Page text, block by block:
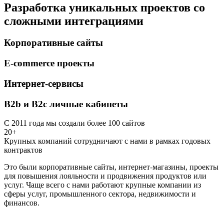
Разработка уникальных проектов со
сложными интеграциями
Корпоративные сайты
E-commerce проекты
Интернет-сервисы
B2b и B2c личные кабинеты
С 2011 года мы создали более 100 сайтов
20+
Крупных компаний сотрудничают с нами в рамках годовых
контрактов
Это были корпоративные сайты, интернет-магазины, проекты
для повышения лояльности и продвижения продуктов или
услуг. Чаще всего с нами работают крупные компании из
сферы услуг, промышленного сектора, недвижимости и
финансов.